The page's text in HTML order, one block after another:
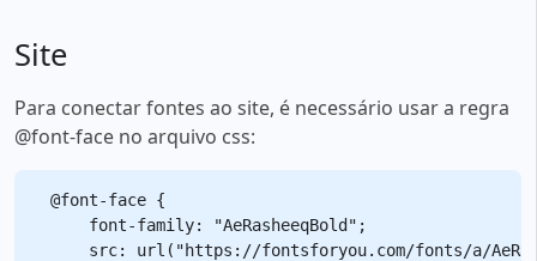
Site
Para conectar fontes ao site, é necessário usar a regra
@font-face no arquivo css:
@font-face {
    font-family: "AeRasheeqBold";
src: url("https://fontsforyou.com/fonts/a/